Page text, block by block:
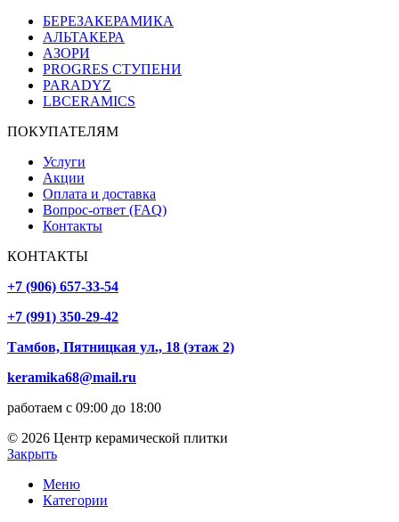
БЕРЕЗАКЕРАМИКА
АЛЬТАКЕРА
АЗОРИ
PROGRES СТУПЕНИ
PARADYZ
LBCERAMICS
ПОКУПАТЕЛЯМ
Услуги
Акции
Оплата и доставка
Вопрос-ответ (FAQ)
Контакты
КОНТАКТЫ
+7 (906) 657-33-54
+7 (991) 350-29-42
Тамбов, Пятницкая ул., 18 (этаж 2)
keramika68@mail.ru
работаем с 09:00 до 18:00
© 2026 Центр керамической плитки
Закрыть
Меню
Категории